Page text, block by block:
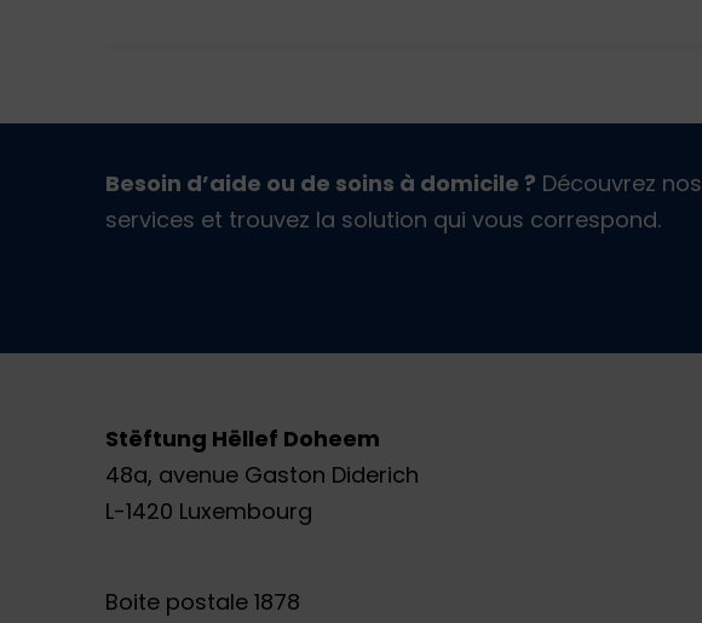
Besoin d’aide ou de soins à domicile ? Découvrez nos
services et trouvez la solution qui vous correspond.
Stëftung Hëllef Doheem
48a, avenue Gaston Diderich
L-1420 Luxembourg
Boite postale 1878